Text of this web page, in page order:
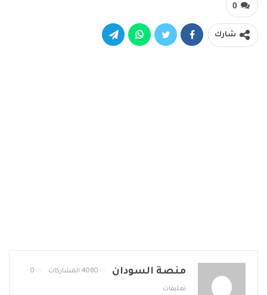
0
شارك
منصة السودان 4080 المشاركات 0
تعليقات